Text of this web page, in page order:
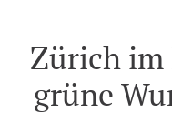
Zürich im
grüne